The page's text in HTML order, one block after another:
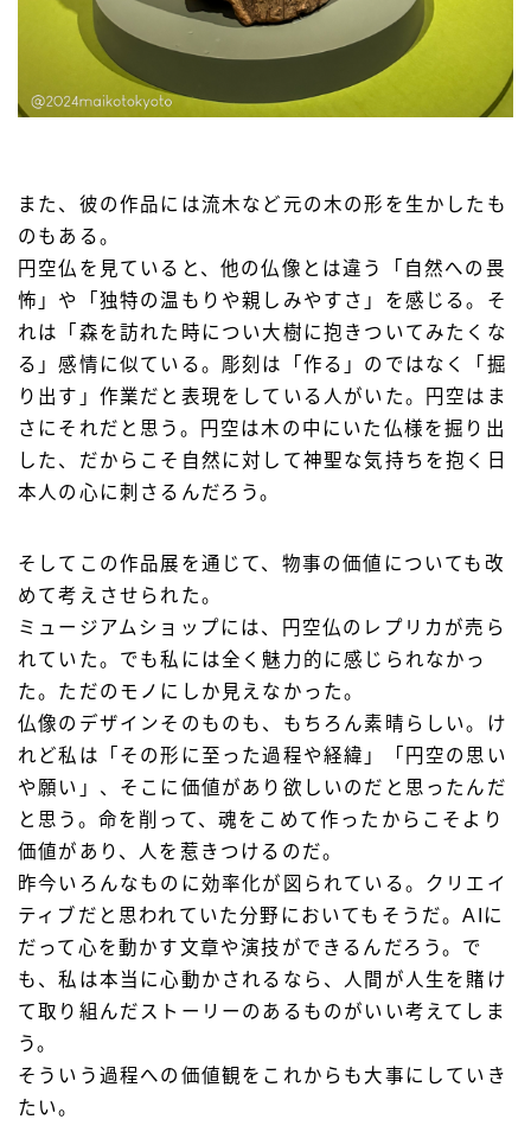
また、彼の作品には流木など元の木の形を生かしたも
のもある。
円空仏を見ていると、他の仏像とは違う「自然への畏
怖」や「独特の温もりや親しみやすさ」を感じる。そ
れは「森を訪れた時につい大樹に抱きついてみたくな
る」感情に似ている。彫刻は「作る」のではなく「掘
り出す」作業だと表現をしている人がいた。円空はま
さにそれだと思う。円空は木の中にいた仏様を掘り出
した、だからこそ自然に対して神聖な気持ちを抱く日
本人の心に刺さるんだろう。
そしてこの作品展を通じて、物事の価値についても改
めて考えさせられた。
ミュージアムショップには、円空仏のレプリカが売ら
れていた。でも私には全く魅力的に感じられなかっ
た。ただのモノにしか見えなかった。
仏像のデザインそのものも、もちろん素晴らしい。け
れど私は「その形に至った過程や経緯」「円空の思い
や願い」、そこに価値があり欲しいのだと思ったんだ
と思う。命を削って、魂をこめて作ったからこそより
価値があり、人を惹きつけるのだ。
昨今いろんなものに効率化が図られている。クリエイ
ティブだと思われていた分野においてもそうだ。AIに
だって心を動かす文章や演技ができるんだろう。で
も、私は本当に心動かされるなら、人間が人生を賭け
て取り組んだストーリーのあるものがいい考えてしま
う。
そういう過程への価値観をこれからも大事にしていき
たい。